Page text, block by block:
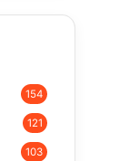
154
121
103